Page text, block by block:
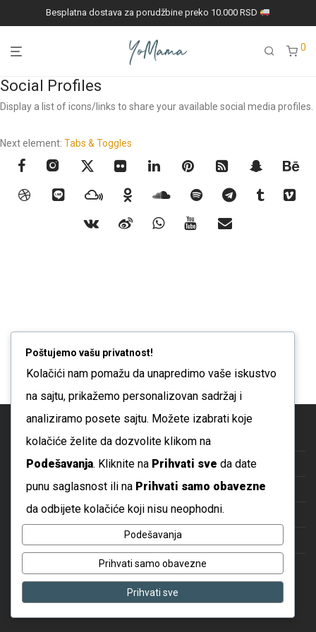
Besplatna dostava za porudžbine preko 10.000 RSD
0
Social Profiles
Display a list of icons/links to share your available social media profiles.
Next element: Tabs & Toggles
Blog
O nama
Česta pitanja
Kontakt
Politika privatnosti
Poštujemo vašu privatnost!
Kolačići nam pomažu da unapredimo vaše iskustvo
na sajtu, prikažemo personalizovan sadržaj i
analiziramo posete sajtu. Možete izabrati koje
kolačiće želite da dozvolite klikom na
Podešavanja. Kliknite na Prihvati sve da date
punu saglasnost ili na Prihvati samo obavezne
da odbijete kolačiće koji nisu neophodni.
Podešavanja
Prihvati samo obavezne
Prihvati sve